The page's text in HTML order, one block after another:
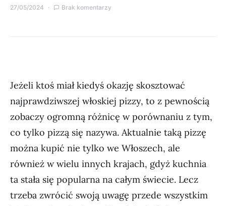
27/05/2024 Brak komentarzy
Jeżeli ktoś miał kiedyś okazję skosztować
najprawdziwszej włoskiej pizzy, to z pewnością
zobaczy ogromną różnicę w porównaniu z tym,
co tylko pizzą się nazywa. Aktualnie taką pizzę
można kupić nie tylko we Włoszech, ale
również w wielu innych krajach, gdyż kuchnia
ta stała się popularna na całym świecie. Lecz
trzeba zwrócić swoją uwagę przede wszystkim